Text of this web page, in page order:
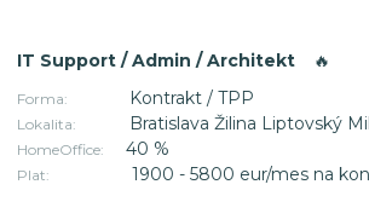
IT Support / Admin / Architekt 🔥
Forma: Kontrakt / TPP
Lokalita: Bratislava Žilina Liptovský
HomeOffice: 40 %
Plat: 1900 - 5800 eur/mes na